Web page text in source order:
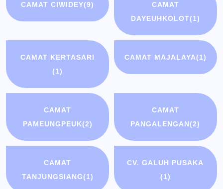
CAMAT CIWIDEY(9)
CAMAT
DAYEUHKOLOT(1)
CAMAT KERTASARI
(1)
CAMAT MAJALAYA(1)
CAMAT
PAMEUNGPEUK(2)
CAMAT
PANGALENGAN(2)
CAMAT
TANJUNGSIANG(1)
CV. GALUH PUSAKA
(1)